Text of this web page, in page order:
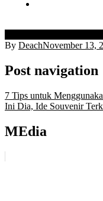
By DeachNovember 13,
Post navigation
7 Tips untuk
Ini Dia, Ide Souvenir
MEdia